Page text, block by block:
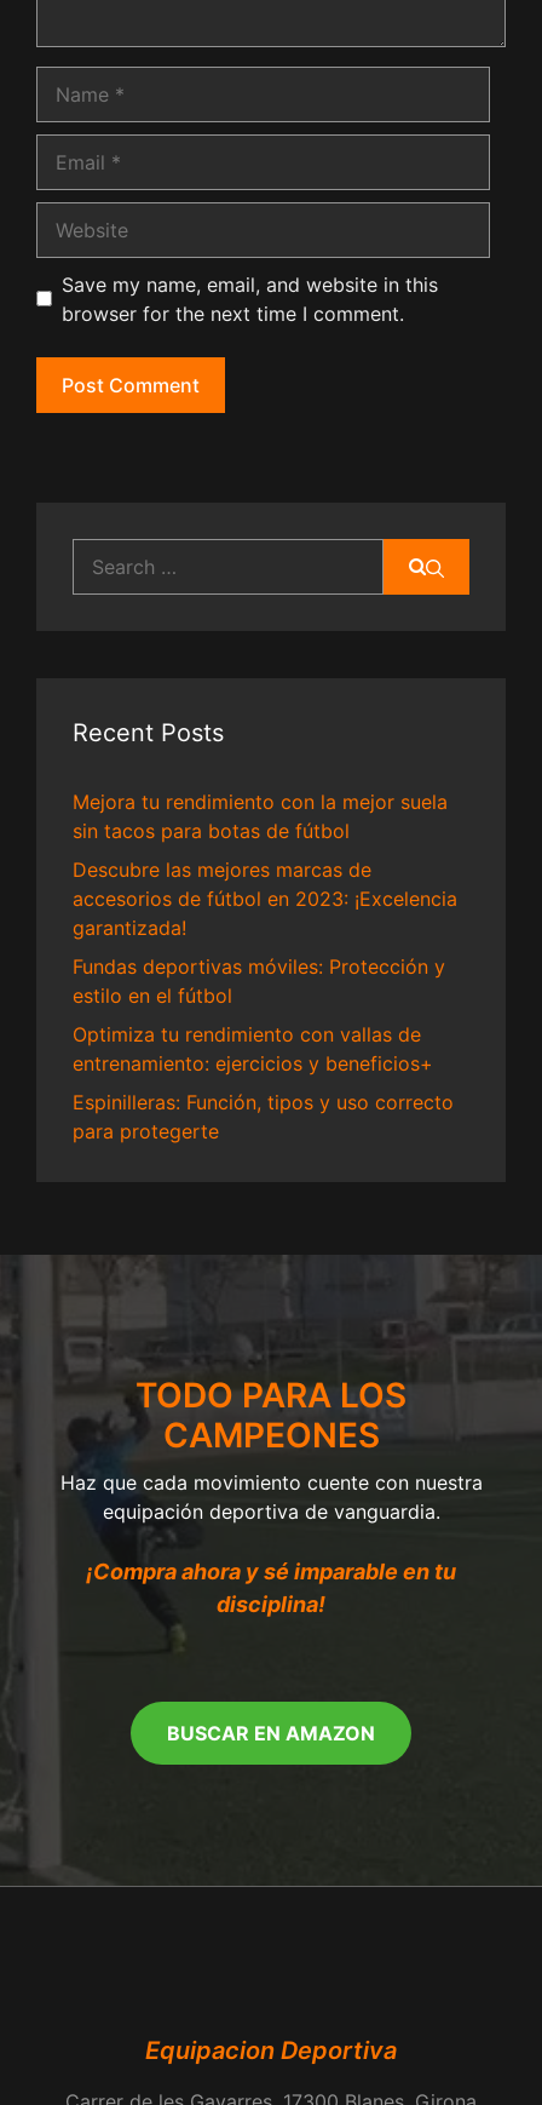
Save my name, email, and website in this
browser for the next time I comment.
for:
Recent Posts
Mejora tu rendimiento con la mejor suela
sin tacos para botas de fútbol
Descubre las mejores marcas de
accesorios de fútbol en 2023: ¡Excelencia
garantizada!
Fundas deportivas móviles: Protección y
estilo en el fútbol
Optimiza tu rendimiento con vallas de
entrenamiento: ejercicios y beneficios+
Espinilleras: Función, tipos y uso correcto
para protegerte
TODO PARA LOS
CAMPEONES
Haz que cada movimiento cuente con nuestra
equipación deportiva de vanguardia.
¡Compra ahora y sé imparable en tu
disciplina!
BUSCAR EN AMAZON
Equipacion Deportiva